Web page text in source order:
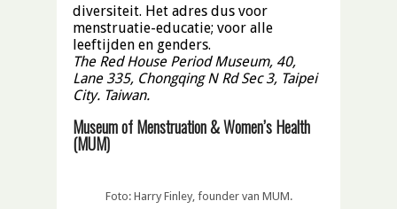
diversiteit. Het adres dus voor
menstruatie-educatie; voor alle
leeftijden en genders.
The Red House Period Museum, 40,
Lane 335, Chongqing N Rd Sec 3, Taipei
City. Taiwan.
Museum of Menstruation & Women’s Health
(MUM)
Foto: Harry Finley, founder van MUM.